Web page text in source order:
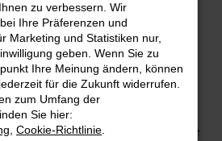
für Frankfurt
Angebote
GmbH in der Nähe von Frankfurt
idealen Ford Puma – die perfekte
zu verbessern. Wir
Ihre Präferenzen und
Marketing und Statistiken nur,
geben. Wenn Sie zu
Ihre Meinung ändern, können
für die Zukunft widerrufen.
zum Umfang der
Sie hier:
Cookie-Richtlinie